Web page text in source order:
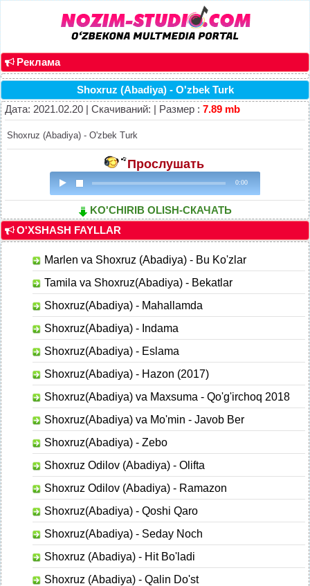
Реклама
Shoxruz (Abadiya) - O'zbek Turk
Дата: 2021.02.20 | Скачиваний: | Размер : 7.89 mb
Shoxruz (Abadiya) - O'zbek Turk
Прослушать
0:00
KO'CHIRIB OLISH-СКАЧАТЬ
O'XSHASH FAYLLAR
Marlen va Shoxruz (Abadiya) - Bu Ko'zlar
Tamila va Shoxruz(Abadiya) - Bekatlar
Shoxruz(Abadiya) - Mahallamda
Shoxruz(Abadiya) - Indama
Shoxruz(Abadiya) - Eslama
Shoxruz(Abadiya) - Hazon (2017)
Shoxruz(Abadiya) va Maxsuma - Qo'g'irchoq 2018
Shoxruz(Abadiya) va Mo'min - Javob Ber
Shoxruz(Abadiya) - Zebo
Shoxruz Odilov (Abadiya) - Olifta
Shoxruz Odilov (Abadiya) - Ramazon
Shoxruz(Abadiya) - Qoshi Qaro
Shoxruz(Abadiya) - Seday Noch
Shoxruz (Abadiya) - Hit Bo'ladi
Shoxruz (Abadiya) - Qalin Do'st